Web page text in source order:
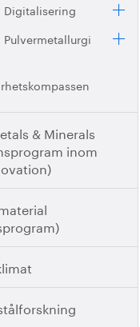
Digitalisering
& Minerals
inom